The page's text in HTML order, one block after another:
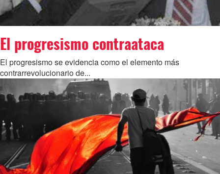
El progresismo contraataca
El progresismo se evidencia como el elemento más
contrarrevolucionario de...